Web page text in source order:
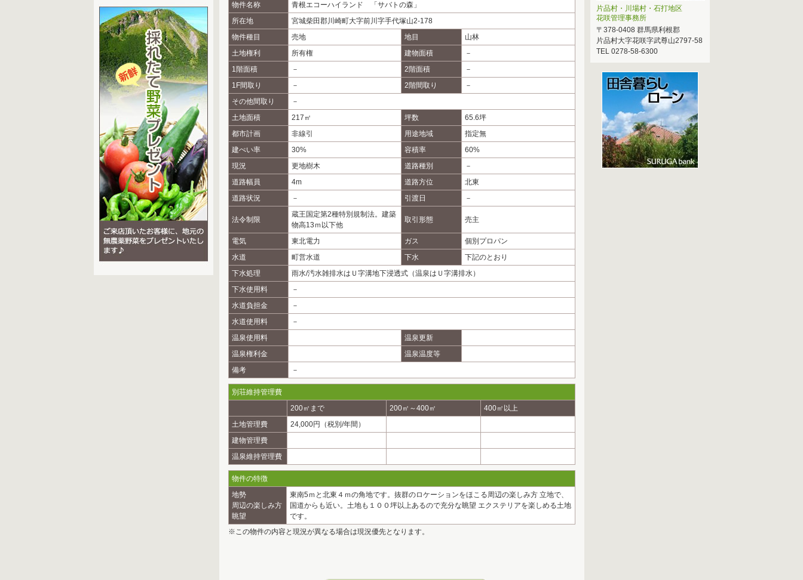
物件名称
青根エコーハイランド 「サバトの森」
所在地
宮城柴田郡川崎町大字前川字手代塚山2-178
物件種目
売地 地目
山林
土地権利
所有権 建物面積
－
1階面積
－ 2階面積
－
1F間取り
－ 2階間取り
－
その他間取り
－
土地面積
217㎡ 坪数
65.6坪
都市計画
非線引 用途地域
指定無
建ぺい率
30% 容積率
60%
現況
更地樹木 道路種別
－
道路幅員
4m 道路方位
北東
道路状況
－ 引渡日 －
法令制限
蔵王国定第2種特別規制法。建築
物高13ｍ以下他
取引形態 売主
電気 東北電力 ガス
個別プロパン
水道
町営水道 下水
下記のとおり
下水処理
雨水/汚水雑排水はＵ字溝地下浸透式（温泉はＵ字溝排水）
下水使用料
－
水道負担金
－
水道使用料
－
温泉使用料
温泉更新
温泉権利金
温泉温度等
備考
－
別荘維持管理費
200㎡まで
200㎡～400㎡
400㎡以上
土地管理費
24,000円（税別/年間）
建物管理費
温泉維持管理費
物件の特徴
地勢
周辺の楽しみ方
眺望
東南5ｍと北東４ｍの角地です。抜群のロケーションをほこる周辺の楽しみ方 立地で、
国道からも近い。土地も１００坪以上あるので充分な眺望 エクステリアを楽しめる土地
です。
※この物件の内容と現況が異なる場合は現況優先となります。
片品村・川場村・石打地区
花咲管理事務所
〒378-0408 群馬県利根郡
片品村大字花咲字武尊山2797-58
TEL 0278-58-6300